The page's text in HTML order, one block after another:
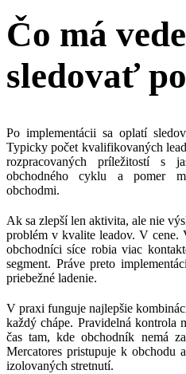
Čo má
sledovať
Po implementácii sa oplatí
Typicky počet kvalifikovaných
rozpracovaných príležitostí s
obchodného cyklu a pomer
obchodmi.
Ak sa zlepší len aktivita, ale nie
problém v kvalite leadov. V cene.
obchodníci síce robia viac
segment. Práve preto
priebežné ladenie.
V praxi funguje najlepšie
každý chápe. Pravidelná kontrola
čas tam, kde obchodník nemá
Mercatores pristupuje k obchodu
izolovaných stretnutí.